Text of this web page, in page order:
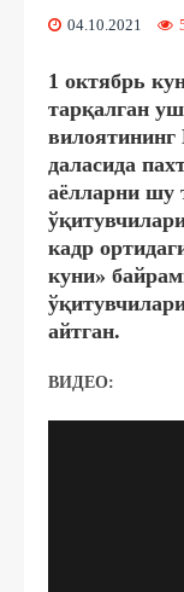
04.10.2021
1 октябрь
тарқалган
вилоятининг
даласида
аёлларни шу
кадр
куни»
айтган.
ВИДЕО: